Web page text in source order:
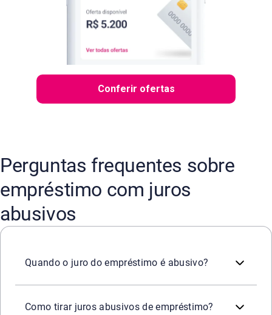
Conferir ofertas
Perguntas frequentes sobre
empréstimo com juros
abusivos
Quando o juro do empréstimo é abusivo?
Como tirar juros abusivos de empréstimo?